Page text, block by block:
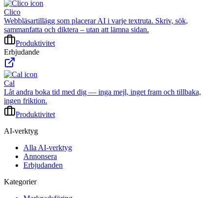
Clico
Webbläsartillägg som placerar AI i varje textruta. Skriv, sök,
sammanfatta och diktera – utan att lämna sidan.
Produktivitet
Erbjudande
Cal
Låt andra boka tid med dig — inga mejl, inget fram och tillbaka,
ingen friktion.
Produktivitet
AI-verktyg
Alla AI-verktyg
Annonsera
Erbjudanden
Kategorier